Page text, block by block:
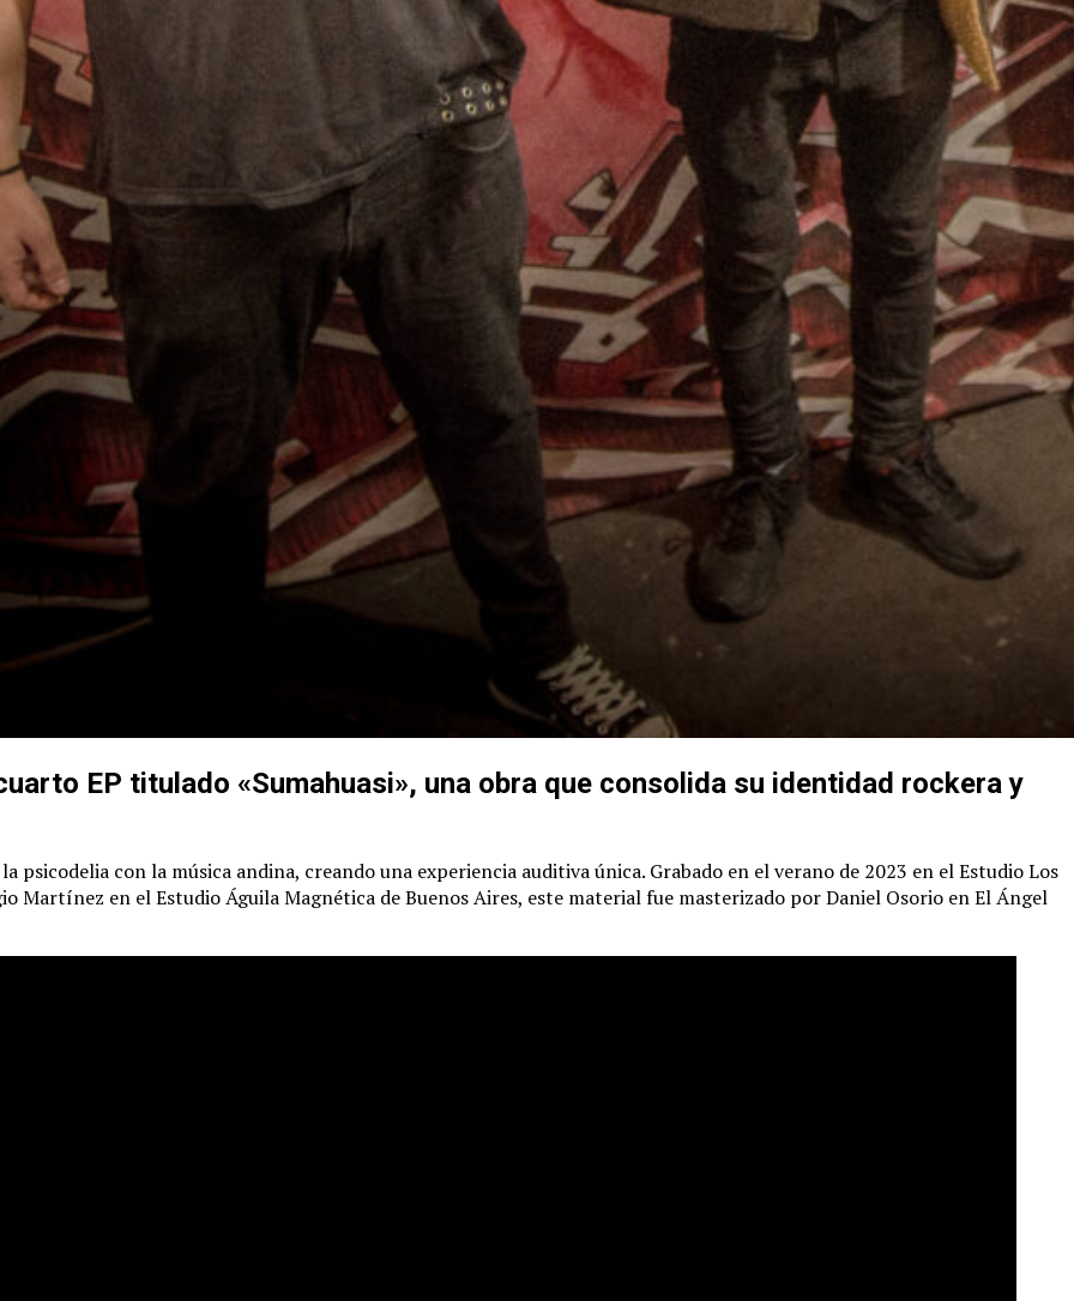
EP titulado «Sumahuasi», una obra que consolida su identidad rockera y
psicodelia con la música andina, creando una experiencia auditiva única. Grabado en el verano de 2023 en el Estudio Los
Martínez en el Estudio Águila Magnética de Buenos Aires, este material fue masterizado por Daniel Osorio en El Ángel